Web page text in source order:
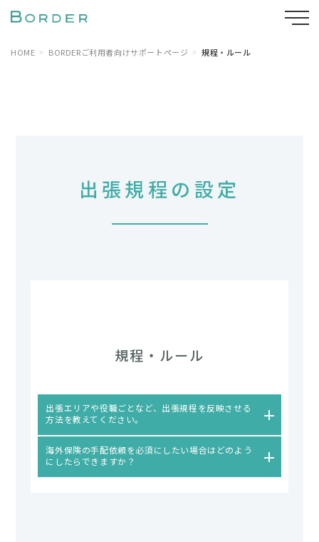
HOME BORDERご利用者向けサポートページ 規程・ルール
出張規程の設定
規程・ルール
出張エリアや役職ごとなど、出張規程を反映させる
方法を教えてください。
海外保険の手配依頼を必須にしたい場合はどのよう
にしたらできますか？